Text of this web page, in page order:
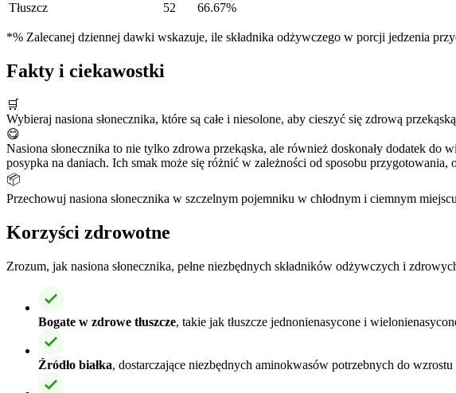
Tłuszcz
52 66.67%
*% Zalecanej dziennej dawki wskazuje, ile składnika odżywczego w porcji jedzenia
Fakty i ciekawostki
🛒
Wybieraj nasiona słonecznika, które są całe i niesolone, aby cieszyć się zdrową
😋
Nasiona słonecznika to nie tylko zdrowa przekąska, ale również doskonały dodatek
posypka na daniach. Ich smak może się różnić w zależności od sposobu
📦
Przechowuj nasiona słonecznika w szczelnym pojemniku w chłodnym i ciemnym
Korzyści zdrowotne
Zrozum, jak nasiona słonecznika, pełne niezbędnych składników odżywczych i
Bogate w zdrowe tłuszcze, takie jak tłuszcze jednonienasycone i
Źródło białka, dostarczające niezbędnych aminokwasów potrzebnych do